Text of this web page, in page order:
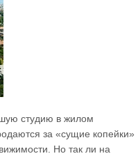
студию в жилом
за «сущие копейки»
Но так ли на